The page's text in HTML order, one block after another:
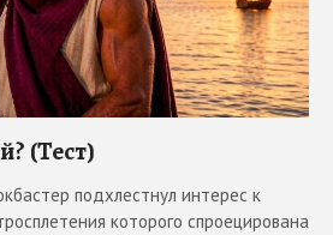
(Тест)
подхлестнул интерес к
которого спроецирована